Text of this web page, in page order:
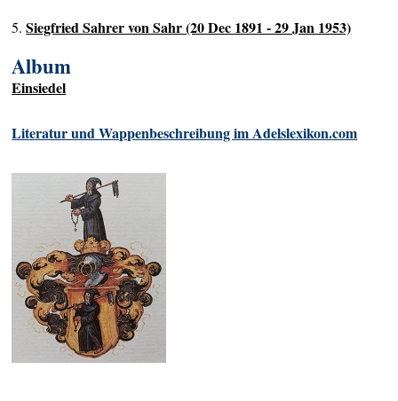
5.Siegfried Sahrer von Sahr (20 Dec 1891 - 29 Jan 1953)
Album
Einsiedel
Literatur und Wappenbeschreibung im Adelslexikon.com